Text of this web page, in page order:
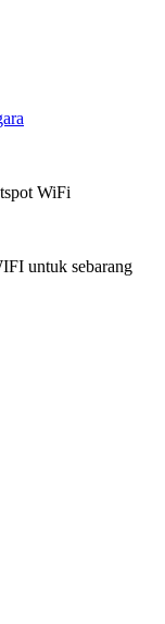
WiFi
untuk sebarang